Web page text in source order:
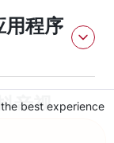
用程序
团队进行处
作的结果。
音视
best experience